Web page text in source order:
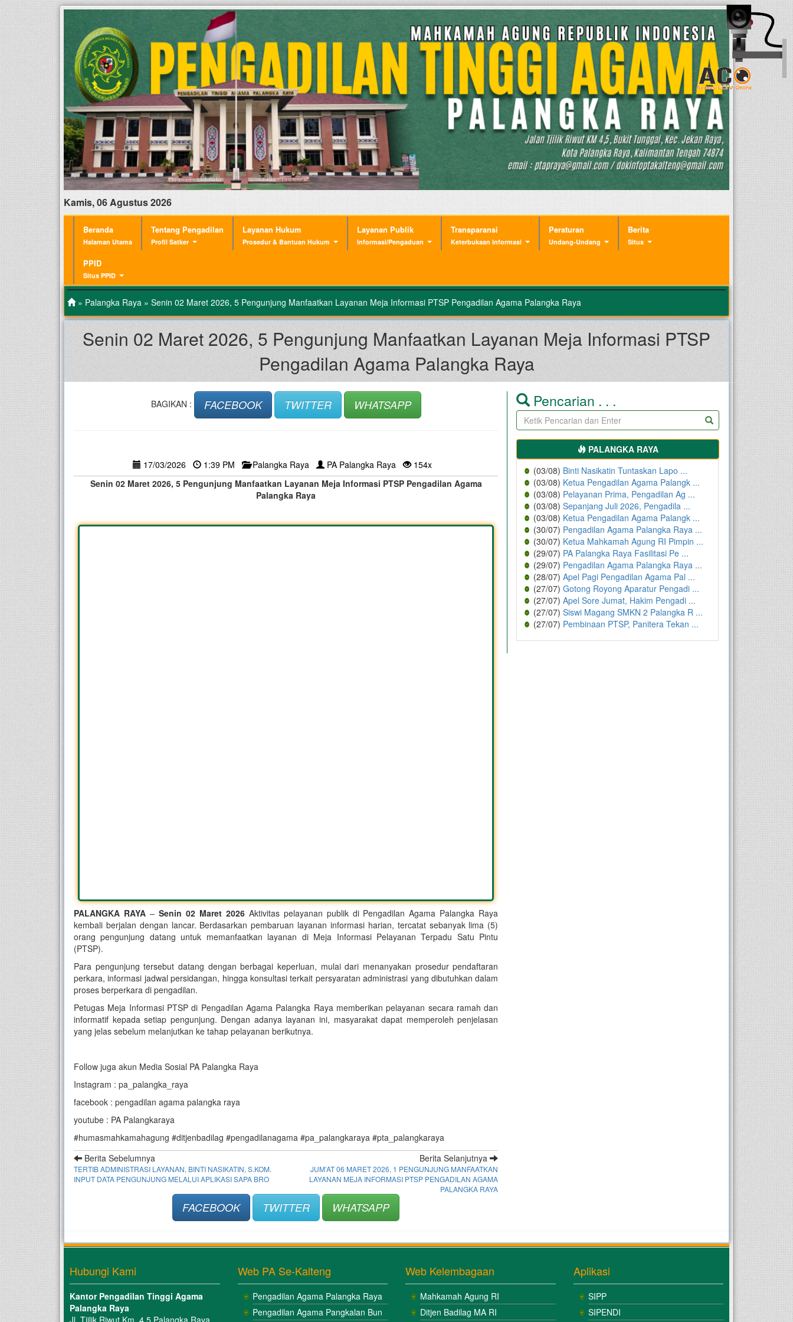
Kamis, 06 Agustus 2026
Beranda
Halaman Utama
Tentang Pengadilan
Profil Satker
Layanan Hukum
Prosedur & Bantuan Hukum
Layanan Publik
Informasi/Pengaduan
Transparansi
Keterbukaan Informasi
Peraturan
Undang-Undang
Berita
Situs
PPID
Situs PPID
» Palangka Raya » Senin 02 Maret 2026, 5 Pengunjung Manfaatkan Layanan Meja Informasi PTSP Pengadilan Agama Palangka Raya
Senin 02 Maret 2026, 5 Pengunjung Manfaatkan Layanan Meja Informasi PTSP
Pengadilan Agama Palangka Raya
BAGIKAN : FACEBOOK TWITTER WHATSAPP
17/03/2026 1:39 PM Palangka Raya PA Palangka Raya
154x
Senin 02 Maret 2026, 5 Pengunjung Manfaatkan Layanan Meja Informasi PTSP Pengadilan Agama
Palangka Raya
PALANGKA RAYA– Senin 02 Maret 2026 Aktivitas pelayanan publik di Pengadilan Agama Palangka Raya
kembali berjalan dengan lancar. Berdasarkan pembaruan layanan informasi harian, tercatat sebanyak lima (5)
orang pengunjung datang untuk memanfaatkan layanan di Meja Informasi Pelayanan Terpadu Satu Pintu
(PTSP).
Para pengunjung tersebut datang dengan berbagai keperluan, mulai dari menanyakan prosedur pendaftaran
perkara, informasi jadwal persidangan, hingga konsultasi terkait persyaratan administrasi yang dibutuhkan dalam
proses berperkara di pengadilan.
Petugas Meja Informasi PTSP di Pengadilan Agama Palangka Raya memberikan pelayanan secara ramah dan
informatif kepada setiap pengunjung. Dengan adanya layanan ini, masyarakat dapat memperoleh penjelasan
yang jelas sebelum melanjutkan ke tahap pelayanan berikutnya.
Follow juga akun Media Sosial PA Palangka Raya
Instagram : pa_palangka_raya
facebook : pengadilan agama palangka raya
youtube : PA Palangkaraya
#humasmahkamahagung #ditjenbadilag #pengadilanagama #pa_palangkaraya #pta_palangkaraya
Berita Sebelumnya
TERTIB ADMINISTRASI LAYANAN, BINTI NASIKATIN, S.KOM.
INPUT DATA PENGUNJUNG MELALUI APLIKASI SAPA BRO
Berita Selanjutnya
JUM’AT 06 MARET 2026, 1 PENGUNJUNG MANFAATKAN
LAYANAN MEJA INFORMASI PTSP PENGADILAN AGAMA
PALANGKA RAYA
FACEBOOK TWITTER WHATSAPP
Pencarian . . .
PALANGKA RAYA
(03/08) Binti Nasikatin Tuntaskan Lapo ...
(03/08) Ketua Pengadilan Agama Palangk ...
(03/08) Pelayanan Prima, Pengadilan Ag ...
(03/08) Sepanjang Juli 2026, Pengadila ...
(03/08) Ketua Pengadilan Agama Palangk ...
(30/07) Pengadilan Agama Palangka Raya ...
(30/07) Ketua Mahkamah Agung RI Pimpin ...
(29/07) PA Palangka Raya Fasilitasi Pe ...
(29/07) Pengadilan Agama Palangka Raya ...
(28/07) Apel Pagi Pengadilan Agama Pal ...
(27/07) Gotong Royong Aparatur Pengadi ...
(27/07) Apel Sore Jumat, Hakim Pengadi ...
(27/07) Siswi Magang SMKN 2 Palangka R ...
(27/07) Pembinaan PTSP, Panitera Tekan ...
Hubungi Kami
Kantor Pengadilan Tinggi Agama
Palangka Raya
Jl. Tjilik Riwut Km. 4.5 Palangka Raya
Web PA Se-Kalteng
Pengadilan Agama Palangka Raya
Pengadilan Agama Pangkalan Bun
Web Kelembagaan
Mahkamah Agung RI
Ditjen Badilag MA RI
Aplikasi
SIPP
SIPENDI